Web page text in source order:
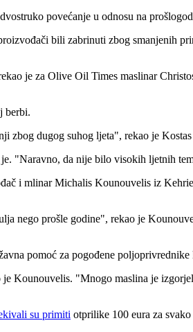
dvostruko povećanje u odnosu na
bili zabrinuti zbog smanjenih
je za Olive Oil Times maslinar
berbi.
zbog dugog suhog ljeta", rekao je
"Naravno, da nije bilo visokih ljetnih
i mlinar Michalis Kounouvelis iz
nego prošle godine", rekao je
pomoć za pogođene poljoprivrednike
je Kounouvelis. "Mnogo maslina je
su primiti otprilike 100 eura za